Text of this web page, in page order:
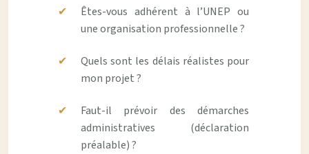
Êtes-vous adhérent à l’UNEP ou
une organisation professionnelle ?
Quels sont les délais réalistes pour
mon projet ?
Faut-il prévoir des démarches
administratives (déclaration
préalable) ?